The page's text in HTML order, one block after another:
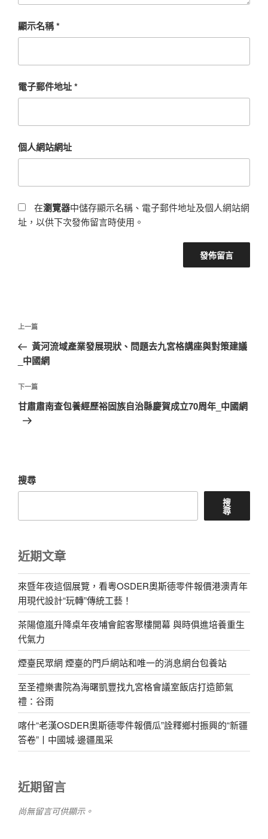
顯示名稱*
電子郵件地址*
個人網站網址
在瀏覽器中儲存顯示名稱、電子郵件地址及個人網站網
址，以供下次發佈留言時使用。
文
導
覽
上
一
篇
章
上一篇
黃河流域產業發展現狀、問題去九宮格講座與對策建議
_中國網
下
一
篇
下一篇
甘肅肅南查包養經歷裕固族自治縣慶賀成立70周年_中國網
搜尋
搜
尋
近期文章
來暨年夜這個展覽，看粵OSDER奧斯德零件報價港澳青年
用現代設計“玩轉”傳統工藝！
茶陽億嵐升降桌年夜埔會館客聚樓開幕 與時俱進培養重生
代氣力
煙臺民眾網 煙臺的門戶網站和唯一的消息網台包養站
至圣禮樂書院為海曙凱豐找九宮格會議室飯店打造節氣
禮：谷雨
喀什“老漢OSDER奧斯德零件報價瓜”詮釋鄉村振興的“新疆
答卷”丨中國城·邊疆風采
近期留言
尚無留言可供顯示。